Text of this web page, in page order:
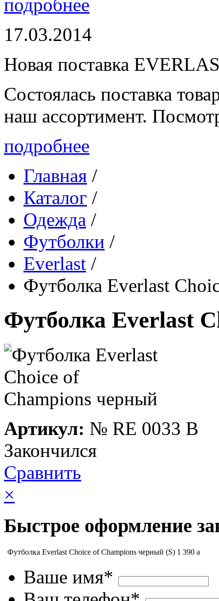
подробнее
17.03.2014
Новая поставка
Состоялась поставка
наш ассортимент.
подробнее
Главная /
Каталог /
Одежда /
Футболки /
Everlast /
Футболка Everlast
Футболка Everlast
Артикул: № RE 0033 B
Закончился
Сравнить
×
Быстрое оформление
Футболка Everlast Choice of Champions черный (S) 1 390 a
Ваше имя*